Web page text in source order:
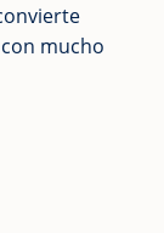
mucho